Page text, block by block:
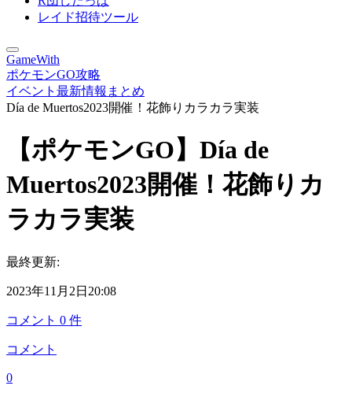
レイド招待ツール
GameWith
ポケモンGO攻略
イベント最新情報まとめ
Día de Muertos2023開催！花飾りカラカラ実装
【ポケモンGO】Día de
Muertos2023開催！花飾りカ
ラカラ実装
最終更新:
2023年11月2日20:08
コメント 0 件
コメント
0